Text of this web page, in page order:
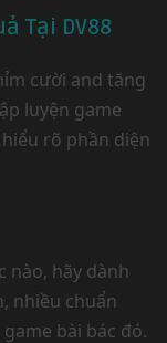
Tại DV88
cười and tăng
luyện game
rõ phần diện
nào, hãy dành
nhiều chuẩn
bài bác đó.